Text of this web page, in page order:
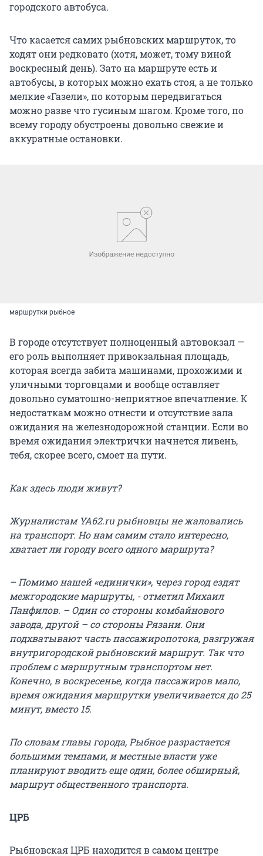
городского автобуса.
Что касается самих рыбновских маршруток, то
ходят они редковато (хотя, может, тому виной
воскресный день). Зато на маршруте есть и
автобусы, в которых можно ехать стоя, а не только
мелкие «Газели», по которым передвигаться
можно разве что гусиным шагом. Кроме того, по
всему городу обустроены довольно свежие и
аккуратные остановки.
маршрутки рыбное
В городе отсутствует полноценный автовокзал —
его роль выполняет привокзальная площадь,
которая всегда забита машинами, прохожими и
уличными торговцами и вообще оставляет
довольно суматошно-неприятное впечатление. К
недостаткам можно отнести и отсутствие зала
ожидания на железнодорожной станции. Если во
время ожидания электрички начнется ливень,
тебя, скорее всего, смоет на пути.
Как здесь люди живут?
Журналистам YA62.ru рыбновцы не жаловались
на транспорт. Но нам самим стало интересно,
хватает ли городу всего одного маршрута?
– Помимо нашей «единички», через город ездят
межгородские маршруты, - отметил Михаил
Панфилов. – Один со стороны комбайнового
завода, другой – со стороны Рязани. Они
подхватывают часть пассажиропотока, разгружая
внутригородской рыбновский маршрут. Так что
проблем с маршрутным транспортом нет.
Конечно, в воскресенье, когда пассажиров мало,
время ожидания маршрутки увеличивается до 25
минут, вместо 15.
По словам главы города, Рыбное разрастается
большими темпами, и местные власти уже
планируют вводить еще один, более обширный,
маршрут общественного транспорта.
ЦРБ
Рыбновская ЦРБ находится в самом центре